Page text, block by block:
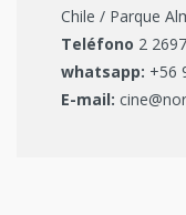
Chile / Parque
Teléfono 2
whatsapp: +56
E-mail: